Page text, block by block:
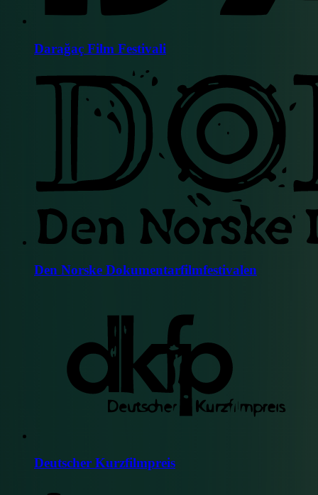
Darağaç Film Festivali
Den Norske Dokumentarfilmfestivalen
Deutscher Kurzfilmpreis